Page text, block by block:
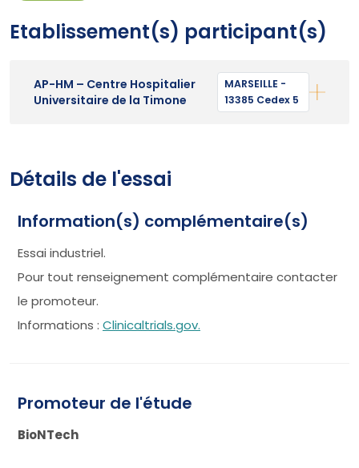
Etablissement(s) participant(s)
AP-HM – Centre Hospitalier
Universitaire de la Timone
MARSEILLE -
13385 Cedex 5
Détails de l'essai
Information(s) complémentaire(s)
Essai industriel.
Pour tout renseignement complémentaire contacter
le promoteur.
Informations : Clinicaltrials.gov.
Promoteur de l'étude
BioNTech